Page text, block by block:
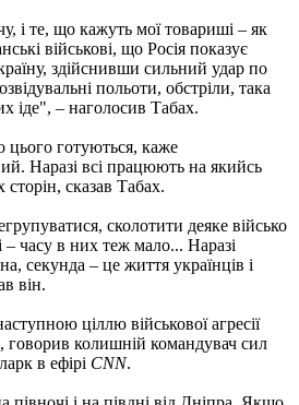
і те, що кажуть мої товариші – як
військові, що Росія показує
здійснивши сильний удар по
польоти, обстріли, така
іде", – наголосив Табах.
готуються, каже
Наразі всі працюють на якийсь
сказав Табах.
сколотити деяке військо
– часу в них теж мало... Наразі
секунда – це життя українців і
він.
ціллю військової агресії
говорив колишній командувач сил
в ефірі CNN.